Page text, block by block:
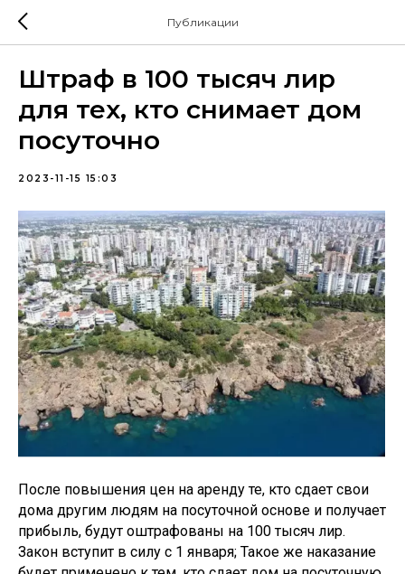
Публикации
Штраф в 100 тысяч лир
для тех, кто снимает дом
посуточно
2023-11-15 15:03
После повышения цен на аренду те, кто сдает свои
дома другим людям на посуточной основе и получает
прибыль, будут оштрафованы на 100 тысяч лир.
Закон вступит в силу с 1 января; Такое же наказание